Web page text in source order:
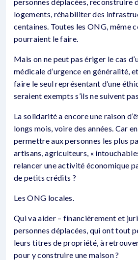
logements, réhabiliter des
centaines. Toutes les ONG, même
pourraient le faire.
Mais on ne peut pas ériger le cas
médicale d’urgence en généralité,
faire le seul représentant d’une
seraient exempts s’ils ne suivent
La solidarité a encore une raison
longs mois, voire des années. Car
permettre aux personnes les plus
artisans, agriculteurs, «
relancer une activité économique
de petits crédits ?
Les ONG locales.
Qui va aider – financièrement et
personnes déplacées, qui ont tout
leurs titres de propriété, à
pour y construire une maison ?